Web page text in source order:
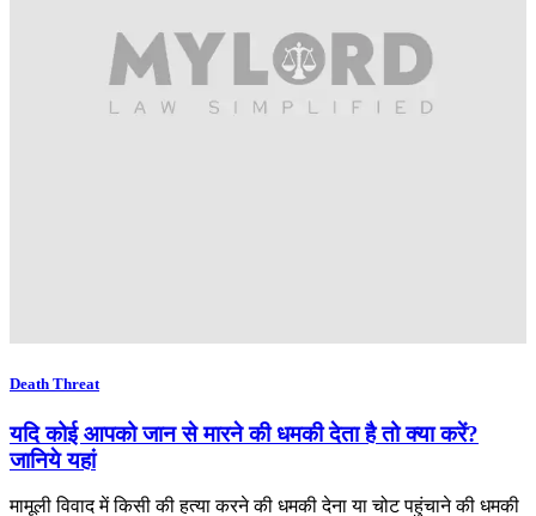
Death Threat
यदि कोई आपको जान से मारने की धमकी देता है तो क्या करें?
जानिये यहां
मामूली विवाद में किसी की हत्या करने की धमकी देना या चोट पहुंचाने की धमकी